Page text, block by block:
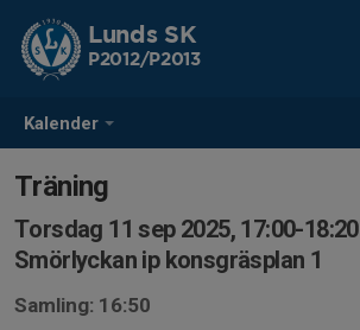
Kalender
Lunds SK
P2012/P2013
Träning
Torsdag 11 sep 2025, 17:00-18:20
Smörlyckan ip konsgräsplan 1
Samling: 16:50